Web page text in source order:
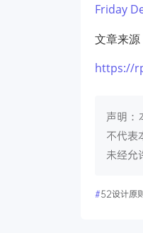
Friday
文章来源
https://
声明：
不代表
未经允
#52设计原